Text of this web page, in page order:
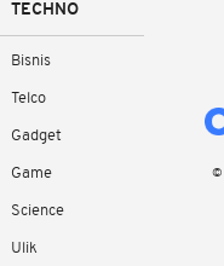
TECHNO
Bisnis
Telco
Gadget
Game
Science
Ulik
©